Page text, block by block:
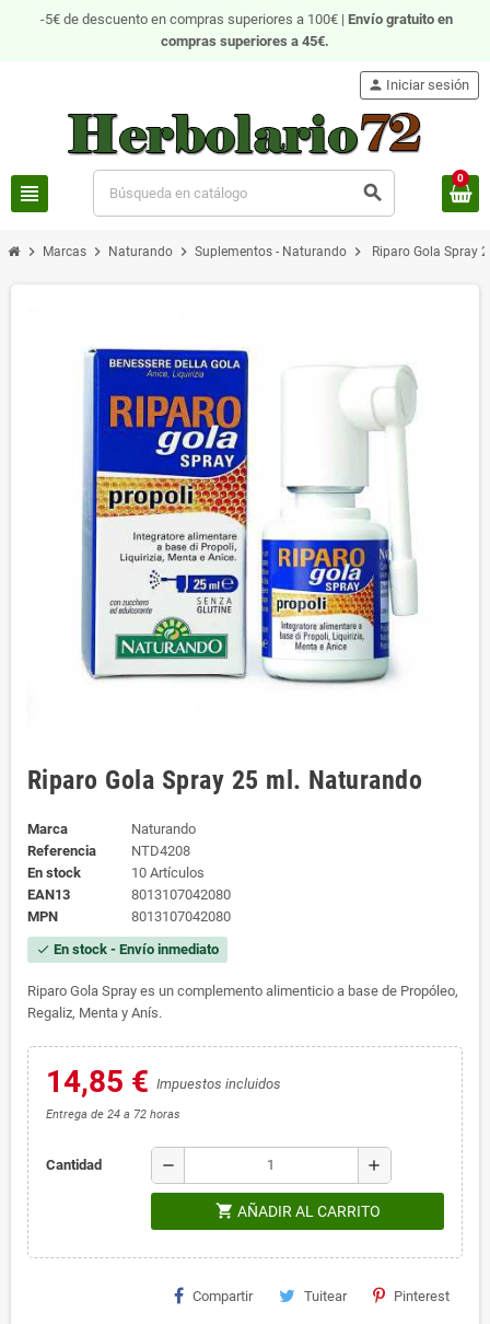
-5€ de descuento en compras superiores a 100€ | Envío gratuito en
compras superiores a 45€.
view_headline search
person Iniciar sesión
0
chevron_right Marcas chevron_right Naturando chevron_right Suplementos - Naturando chevron_right Riparo Gola Spray
Riparo Gola Spray 25 ml. Naturando
Marca
Naturando
Referencia
NTD4208
En stock
10 Artículos
EAN13
8013107042080
MPN
8013107042080
check En stock - Envío inmediato
Riparo Gola Spray es un complemento alimenticio a base de Propóleo,
Regaliz, Menta y Anís.
14,85 € Impuestos incluidos
Entrega de 24 a 72 horas
Cantidad remove add
shopping_cart AÑADIR AL CARRITO
Compartir Tuitear Pinterest